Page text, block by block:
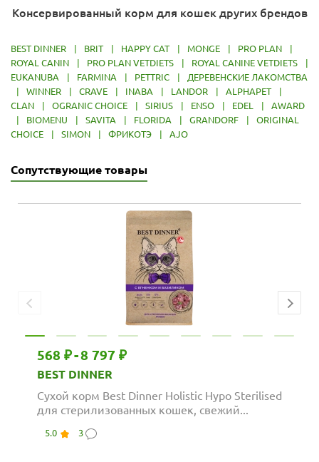
Консервированный корм для кошек других брендов
BEST DINNER | BRIT | HAPPY CAT | MONGE | PRO PLAN
|
ROYAL CANIN
| PRO PLAN VETDIETS | ROYAL CANINE VETDIETS
|
EUKANUBA
| FARMINA | PETTRIC |
ДЕРЕВЕНСКИЕ ЛАКОМСТВА
|
WINNER | CRAVE | INABA | LANDOR | ALPHAPET
|
CLAN
| OGRANIC CHOICE | SIRIUS | ENSO | EDEL |
AWARD
|
BIOMENU | SAVITA | FLORIDA | GRANDORF |
ORIGINAL
CHOICE
| SIMON | ФРИКОТЭ | AJO
Сопутствующие товары
568 ₽-8 797 ₽
BEST DINNER
Сухой корм Best Dinner Holistic Hypo Sterilised
для стерилизованных кошек, свежий...
5.0 3